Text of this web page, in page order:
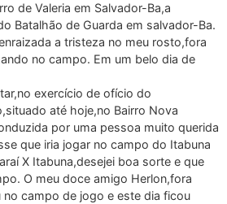
de Valeria em Salvador-Ba,a
Batalhão de Guarda em salvador-Ba.
a tristeza no meu rosto,fora
no campo. Em um belo dia de
exercício de ofício do
até hoje,no Bairro Nova
por uma pessoa muito querida
que iria jogar no campo do Itabuna
X Itabuna,desejei boa sorte e que
O meu doce amigo Herlon,fora
campo de jogo e este dia ficou